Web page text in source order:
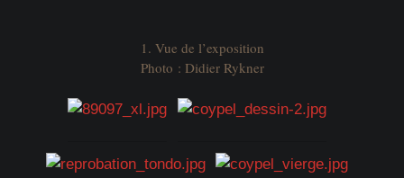
1. Vue de l’exposition
Photo : Didier Rykner